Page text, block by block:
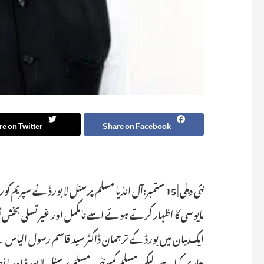
Share on Facebook
on Twitter
مایوسی کا اظہار کرتے ہوئے اسے نامکمل اور غیر تسلی
ایک بیان میں بورڈ کے ترجمان ڈاکٹر سید قاسم رسول